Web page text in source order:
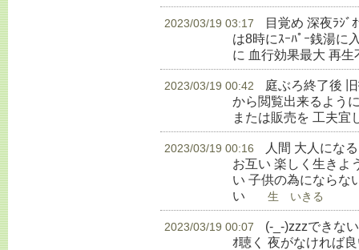
2023/03/19 03:17
目覚め 深夜ﾗｼﾞ
は8時にｽｰﾊﾟｰ銭湯に
に 血行効果最大 再
2023/03/19 00:42
庭ぶろ終了後
から閲覧出来るよう
または販売を 工夫宜
2023/03/19 00:16
人間 大人にな
お互い 楽しく生きよ
い 子供の為にならな
い 生 いきる
2023/03/19 00:07
(-_-)zzzできな
ｵ聴く 夜がなければ